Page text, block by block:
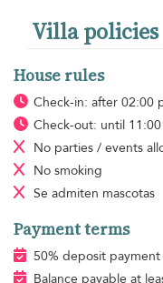
Villa policies
House rules
Check-in: after 02:00
Check-out: until 11:00
No parties / events
No smoking
Se admiten mascotas
Payment terms
50% deposit
Balance payable at